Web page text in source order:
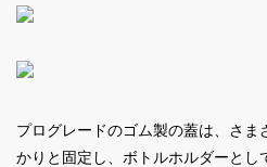
プログレードのゴム製の蓋は、さま
かりと固定し、ボトルホルダーとし